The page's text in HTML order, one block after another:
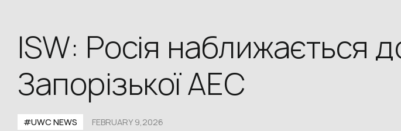
ISW: Росія наближається
Запорізької АЕС
#UWС NEWS FEBRUARY 9,2026